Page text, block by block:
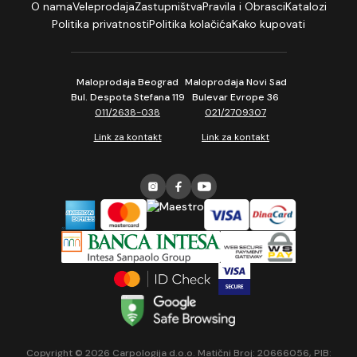
O namaVeleprodajaZastupništvaPravila i ObrasciKatalozi
Politika privatnostiPolitika kolačićaKako kupovati
Maloprodaja Beograd
Bul. Despota Stefana 119
011/2638-038
Link za kontakt
Maloprodaja Novi Sad
Bulevar Evrope 36
021/2709307
Link za kontakt
Copyright © 2026 Carpologija d.o.o. Matični Broj: 20666056, PIB: